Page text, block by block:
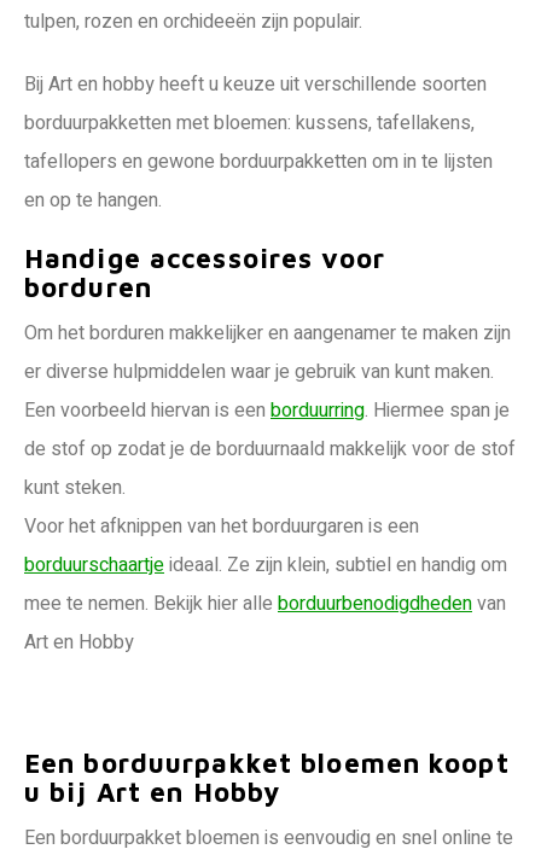
tulpen, rozen en orchideeën zijn populair.
Bij Art en hobby heeft u keuze uit verschillende soorten
borduurpakketten met bloemen: kussens, tafellakens,
tafellopers en gewone borduurpakketten om in te lijsten
en op te hangen.
Handige accessoires voor
borduren
Om het borduren makkelijker en aangenamer te maken zijn
er diverse hulpmiddelen waar je gebruik van kunt maken.
Een voorbeeld hiervan is een borduurring. Hiermee span je
de stof op zodat je de borduurnaald makkelijk voor de stof
kunt steken.
Voor het afknippen van het borduurgaren is een
borduurschaartjeideaal. Ze zijn klein, subtiel en handig om
mee te nemen. Bekijk hier alle borduurbenodigdhedenvan
Art en Hobby
Een borduurpakket bloemen koopt
u bij Art en Hobby
Een borduurpakket bloemen is eenvoudig en snel online te